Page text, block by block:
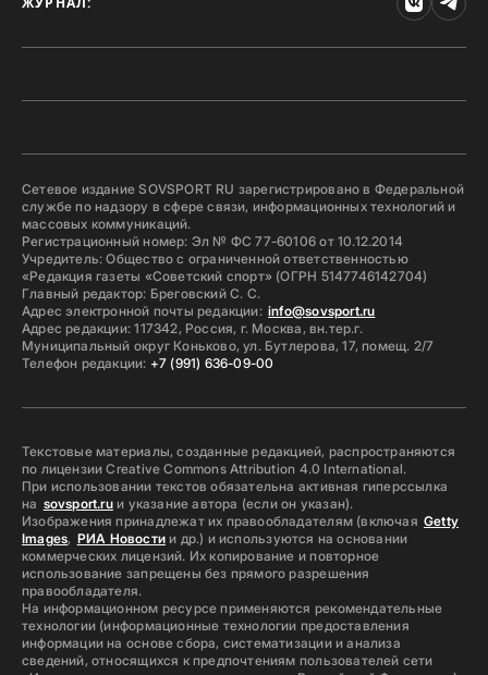
Сетевое издание SOVSPORT RU зарегистрировано в Федеральной
службе по надзору в сфере связи, информационных технологий и
массовых коммуникаций.
Регистрационный номер: Эл № ФС 77-60106 от 10.12.2014
Учредитель: Общество с ограниченной ответственностью
«Редакция газеты «Советский спорт» (ОГРН 5147746142704)
Главный редактор: Бреговский С. С.
Адрес электронной почты редакции: info@sovsport.ru
Адрес редакции: 117342, Россия, г. Москва, вн.тер.г.
Муниципальный округ Коньково, ул. Бутлерова, 17, помещ. 2/7
Телефон редакции: +7 (991) 636-09-00
Текстовые материалы, созданные редакцией, распространяются
по лицензии Creative Commons Attribution 4.0 International.
При использовании текстов обязательна активная гиперссылка
на sovsport.ruи указание автора (если он указан).
Изображения принадлежат их правообладателям (включая Getty
Images, РИА Новостии др.) и используются на основании
коммерческих лицензий. Их копирование и повторное
использование запрещены без прямого разрешения
правообладателя.
На информационном ресурсе применяются рекомендательные
технологии (информационные технологии предоставления
информации на основе сбора, систематизации и анализа
сведений, относящихся к предпочтениям пользователей сети